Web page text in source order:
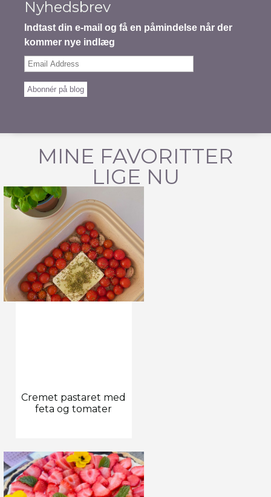
Nyhedsbrev
Indtast din e-mail og få en påmindelse når der
kommer nye indlæg
Email
Abonnér på blog
MINE FAVORITTER
LIGE NU
Cremet pastaret med
feta og tomater